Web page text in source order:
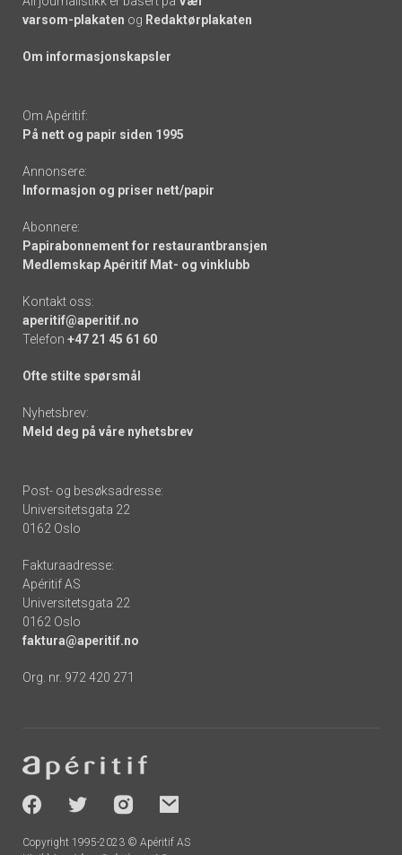
varsom-plakaten og Redaktørplakaten
Om informasjonskapsler
Om Apéritif:
På nett og papir siden 1995
Annonsere:
Informasjon og priser nett/papir
Abonnere:
Papirabonnement for restaurantbransjen
Medlemskap Apéritif Mat- og vinklubb
Kontakt oss:
aperitif@aperitif.no
Telefon +47 21 45 61 60
Ofte stilte spørsmål
Nyhetsbrev:
Meld deg på våre nyhetsbrev
Post- og besøksadresse:
Universitetsgata 22
0162 Oslo
Fakturaadresse:
Apéritif AS
Universitetsgata 22
0162 Oslo
faktura@aperitif.no
Org. nr. 972 420 271
-
socials
Copyright 1995-2023 © Apéritif AS